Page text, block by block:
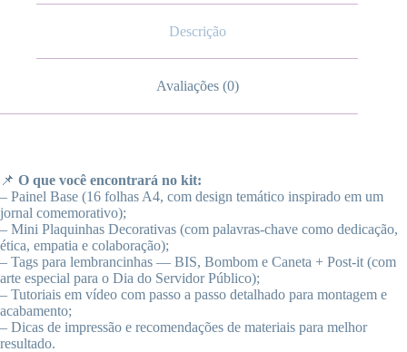
Descrição
Avaliações (0)
📌 O que você encontrará no kit:
– Painel Base (16 folhas A4, com design temático inspirado em um
jornal comemorativo);
– Mini Plaquinhas Decorativas (com palavras-chave como dedicação,
ética, empatia e colaboração);
– Tags para lembrancinhas — BIS, Bombom e Caneta + Post-it (com
arte especial para o Dia do Servidor Público);
– Tutoriais em vídeo com passo a passo detalhado para montagem e
acabamento;
– Dicas de impressão e recomendações de materiais para melhor
resultado.